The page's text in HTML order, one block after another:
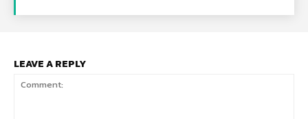
LEAVE A REPLY